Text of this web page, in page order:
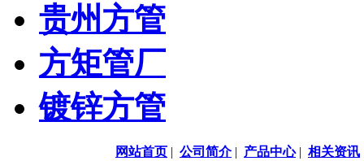
贵州方管
方矩管厂
镀锌方管
网站首页 | 公司简介| 产品中心| 相关资讯